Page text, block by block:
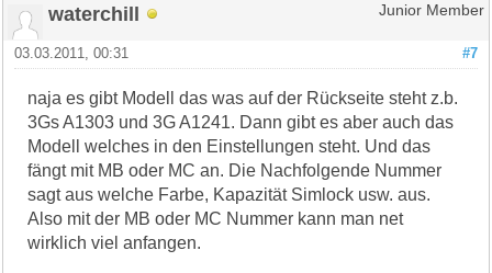
waterchill Junior Member
#7
03.03.2011, 00:31
naja es gibt Modell das was auf der Rückseite steht z.b.
3Gs A1303 und 3G A1241. Dann gibt es aber auch das
Modell welches in den Einstellungen steht. Und das
fängt mit MB oder MC an. Die Nachfolgende Nummer
sagt aus welche Farbe, Kapazität Simlock usw. aus.
Also mit der MB oder MC Nummer kann man net
wirklich viel anfangen.